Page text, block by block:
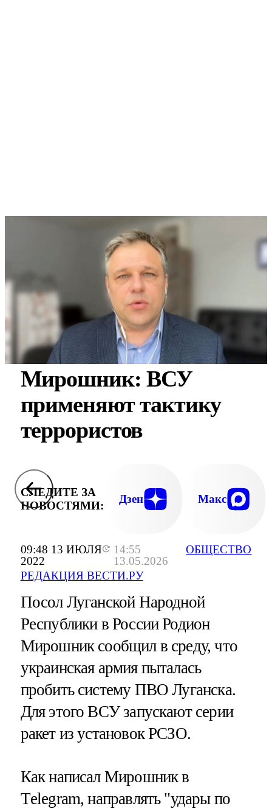
09:48 13 ИЮЛЯ
2022
14:55
13.05.2026
РЕДАКЦИЯ ВЕСТИ.РУ
ОБЩЕСТВО
Мирошник: ВСУ
применяют тактику
террористов
СЛЕДИТЕ ЗА
НОВОСТЯМИ:
Дзен Макс
Посол Луганской Народной
Республики в России Родион
Мирошник сообщил в среду, что
украинская армия пыталась
пробить систему ПВО Луганска.
Для этого ВСУ запускают серии
ракет из установок РСЗО.
Как написал Мирошник в
Тelegram, направлять "удары по